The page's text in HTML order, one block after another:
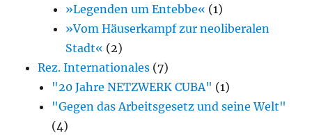
»Legenden um Entebbe« (1)
»Vom Häuserkampf zur neoliberalen
Stadt« (2)
Rez. Internationales (7)
"20 Jahre NETZWERK CUBA" (1)
"Gegen das Arbeitsgesetz und seine Welt"
(4)